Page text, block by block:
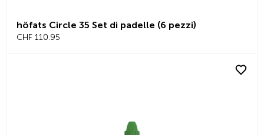
höfats Circle 35 Set di padelle (6 pezzi)
CHF 110.95